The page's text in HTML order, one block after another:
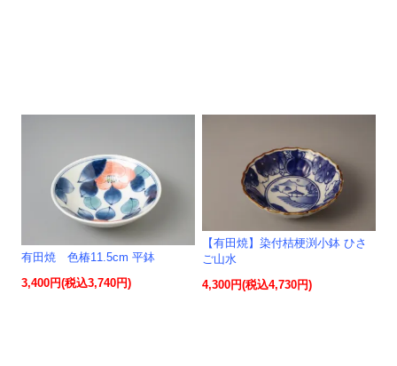
有田焼 色椿11.5cm 平鉢
3,400円(税込3,740円)
【有田焼】染付桔梗渕小鉢 ひさ
ご山水
4,300円(税込4,730円)